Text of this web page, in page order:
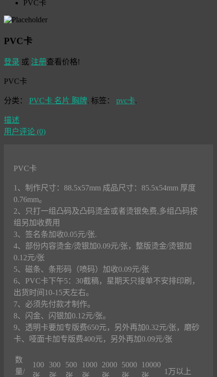
PVC卡
PVC卡
登录 或 注册查看价格!
PVC卡
分类： PVC卡 名片 胸牌. 标签： pvc卡.
描述
用户评论 (0)
PVC卡
1、制作尺寸：88.5x57mm 成品尺寸：85.5x54mm 厚度
0.76mm。
2、只打一组凸码及凸码烫金或者烫银免费,多组凸码按
组另加收费用
3、签名条加收0.05元/张.
4、部份内容烫金/烫银加0.09元/张，整版烫金/烫银加
0.12元/张
5、磁条、条形码（喷码）加收0.09元/张
6、PVC卡下午5：30截稿，星期天只接单不安排印刷，
出货时间10-15天左右。
7、必须先付款才制作。
8、闪金、闪银加0.12元/张。
9、透明卡要加专版费650元，另外再加0.32元/张，磨砂
卡、哑面卡加专版费400元，另外再加0.09元/张
数
量/
100
300
500
1000 2000 5000
10000
1万以上